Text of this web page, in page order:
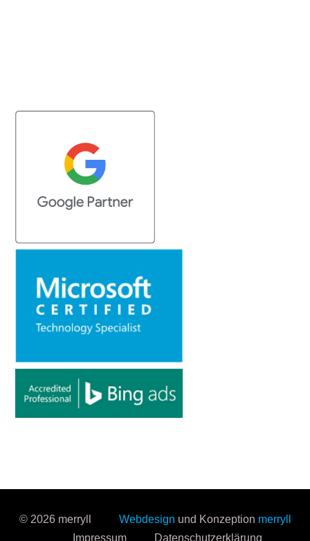
© 2026 merryll Webdesign und Konzeption merryll
Impressum
Datenschutzerklärung